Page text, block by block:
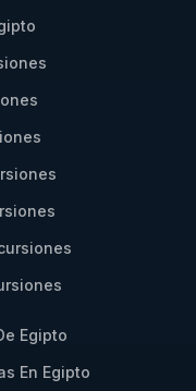
Egipto
En Egipto